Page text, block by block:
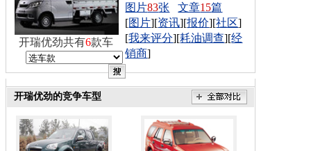
图片83张 文章15篇
[图片][资讯][报价][社区]
[我来评分][耗油调查][经
销商]
开瑞优劲共有6款车
开瑞优劲的竞争车型